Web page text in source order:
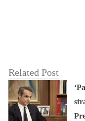
Related Post